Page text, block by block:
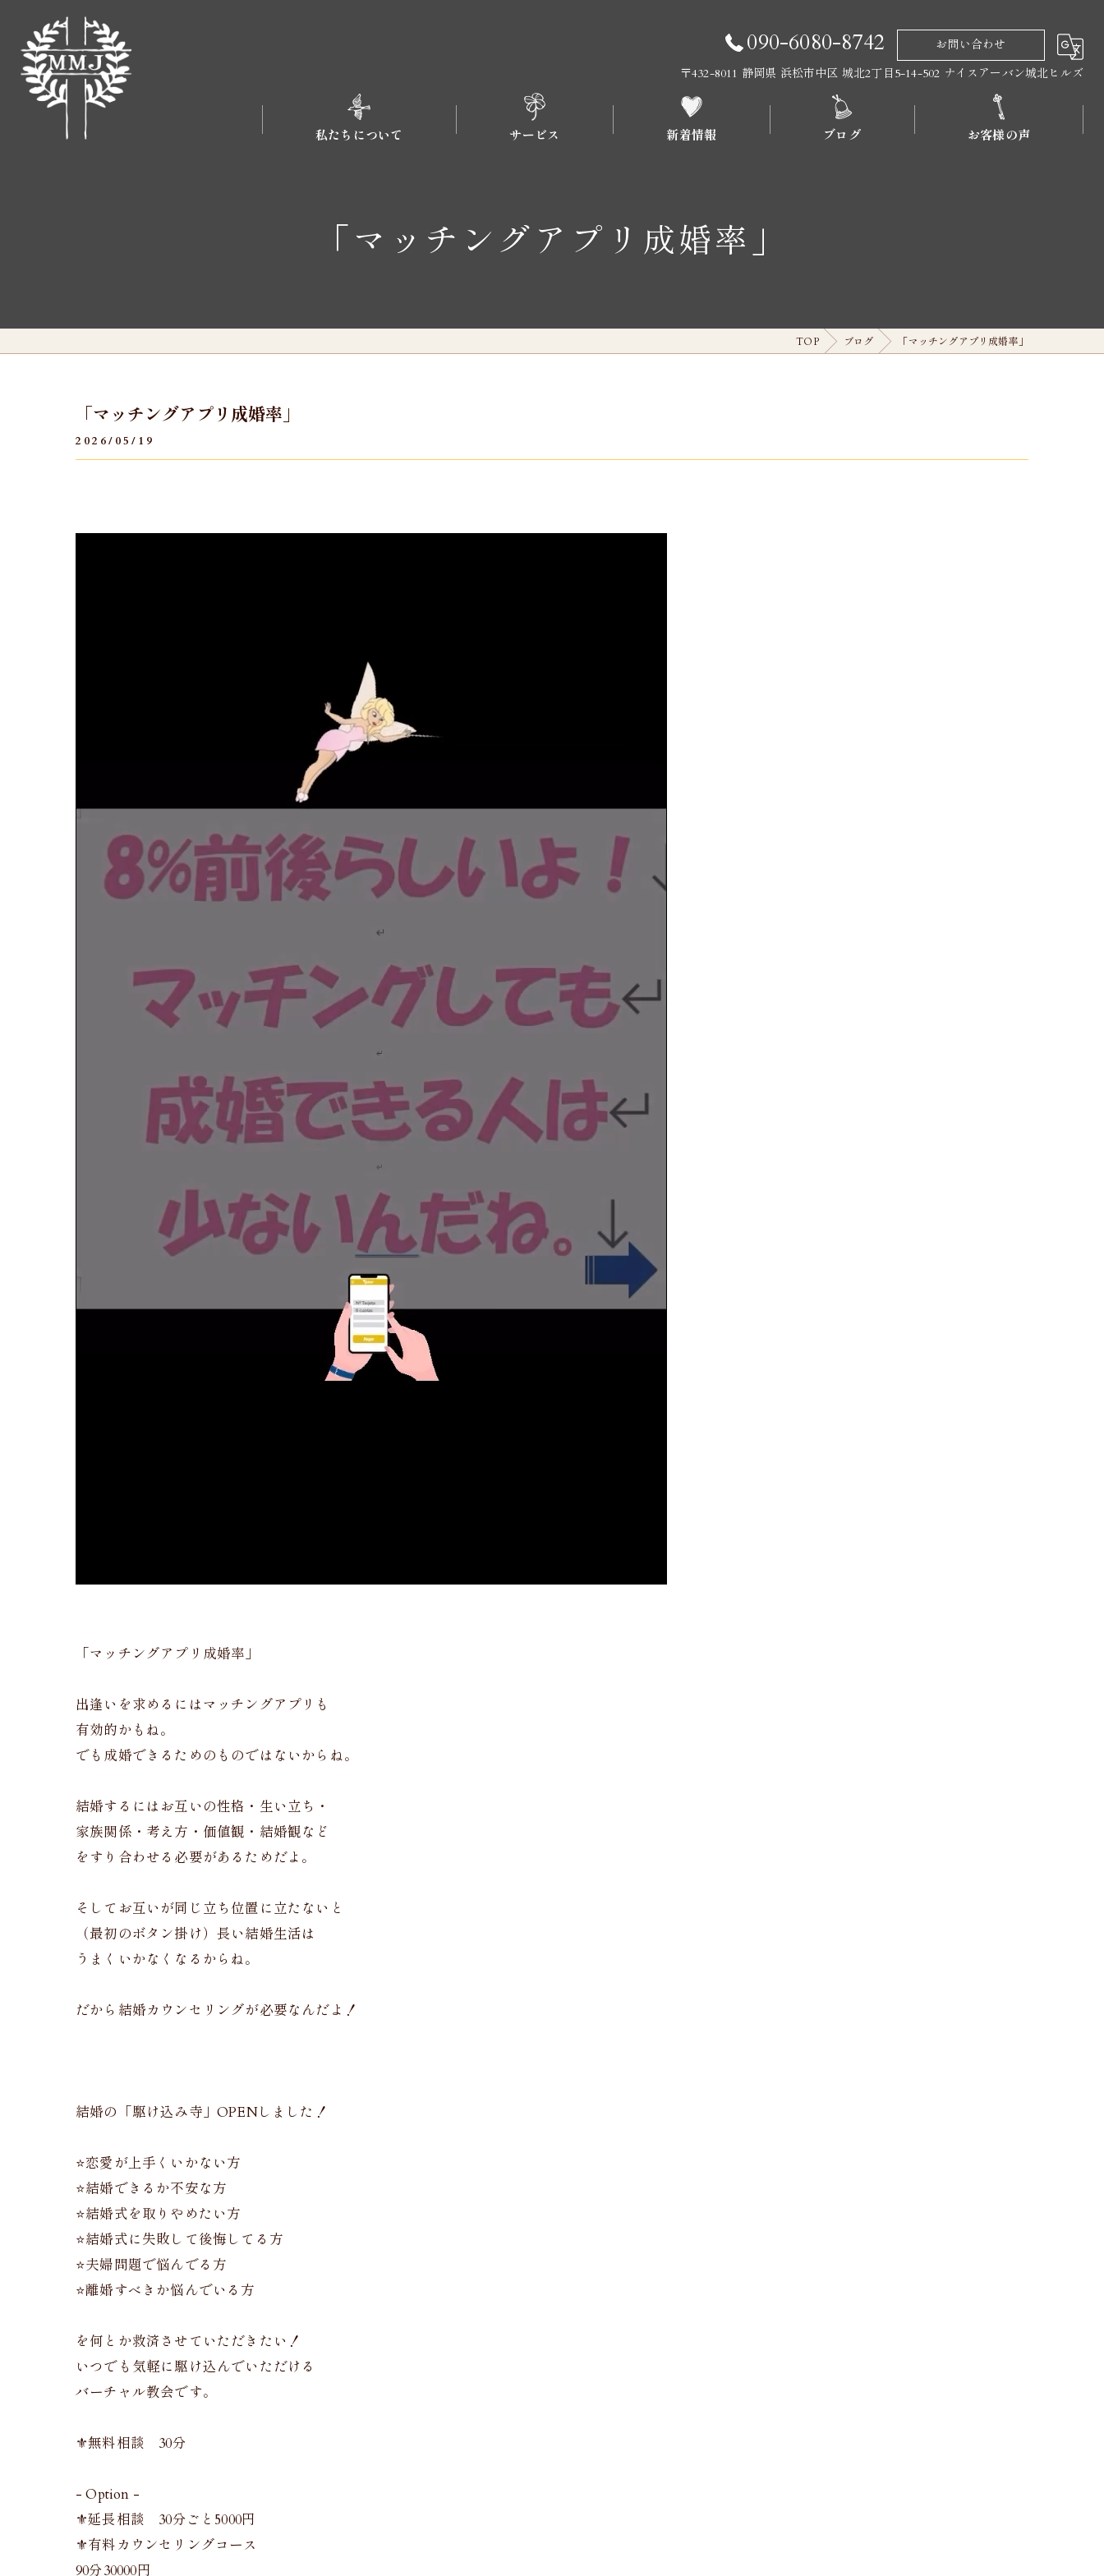
090-6080-8742
お問い合わせ
〒432-8011 静岡県 浜松市中区 城北2丁目5-14-502 ナイスアーバン城北ヒルズ
私たちについて サービス 新着情報 ブログ お客様の声
「マッチングアプリ成婚率」
TOP ブログ 「マッチングアプリ成婚率」
「マッチングアプリ成婚率」
2026/05/19
「マッチングアプリ成婚率」
出逢いを求めるにはマッチングアプリも
有効的かもね。
でも成婚できるためのものではないからね。
結婚するにはお互いの性格・生い立ち・
家族関係・考え方・価値観・結婚観など
をすり合わせる必要があるためだよ。
そしてお互いが同じ立ち位置に立たないと
（最初のボタン掛け）長い結婚生活は
うまくいかなくなるからね。
だから結婚カウンセリングが必要なんだよ！
結婚の「駆け込み寺」OPENしました！
⭐️恋愛が上手くいかない方
⭐️結婚できるか不安な方
⭐️結婚式を取りやめたい方
⭐️結婚式に失敗して後悔してる方
⭐️夫婦問題で悩んでる方
⭐️離婚すべきか悩んでいる方
を何とか救済させていただきたい！
いつでも気軽に駆け込んでいただける
バーチャル教会です。
⚜️無料相談 30分
- Option -
⚜️延長相談 30分ごと5000円
⚜️有料カウンセリングコース
90分30000円